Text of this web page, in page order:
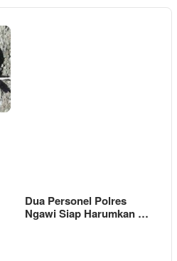
Dua Personel Polres
Ngawi Siap Harumkan …